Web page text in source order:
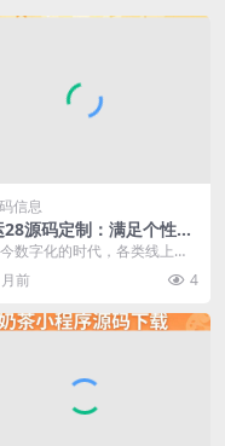
信息
28源码定制：满足个性化
，打造专属游戏体验
数字化的时代，各类线上游
式层出不穷，幸运28作为其
备受关注的游...
前 4